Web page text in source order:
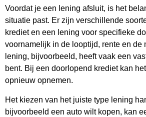
Voordat je een lening afsluit, is het
situatie past. Er zijn verschillende
krediet en een lening voor specifieke
voornamelijk in de looptijd, rente en
lening, bijvoorbeeld, heeft vaak een
bent. Bij een doorlopend krediet kan
opnieuw opnemen.
Het kiezen van het juiste type lening
bijvoorbeeld een auto wilt kopen, kan